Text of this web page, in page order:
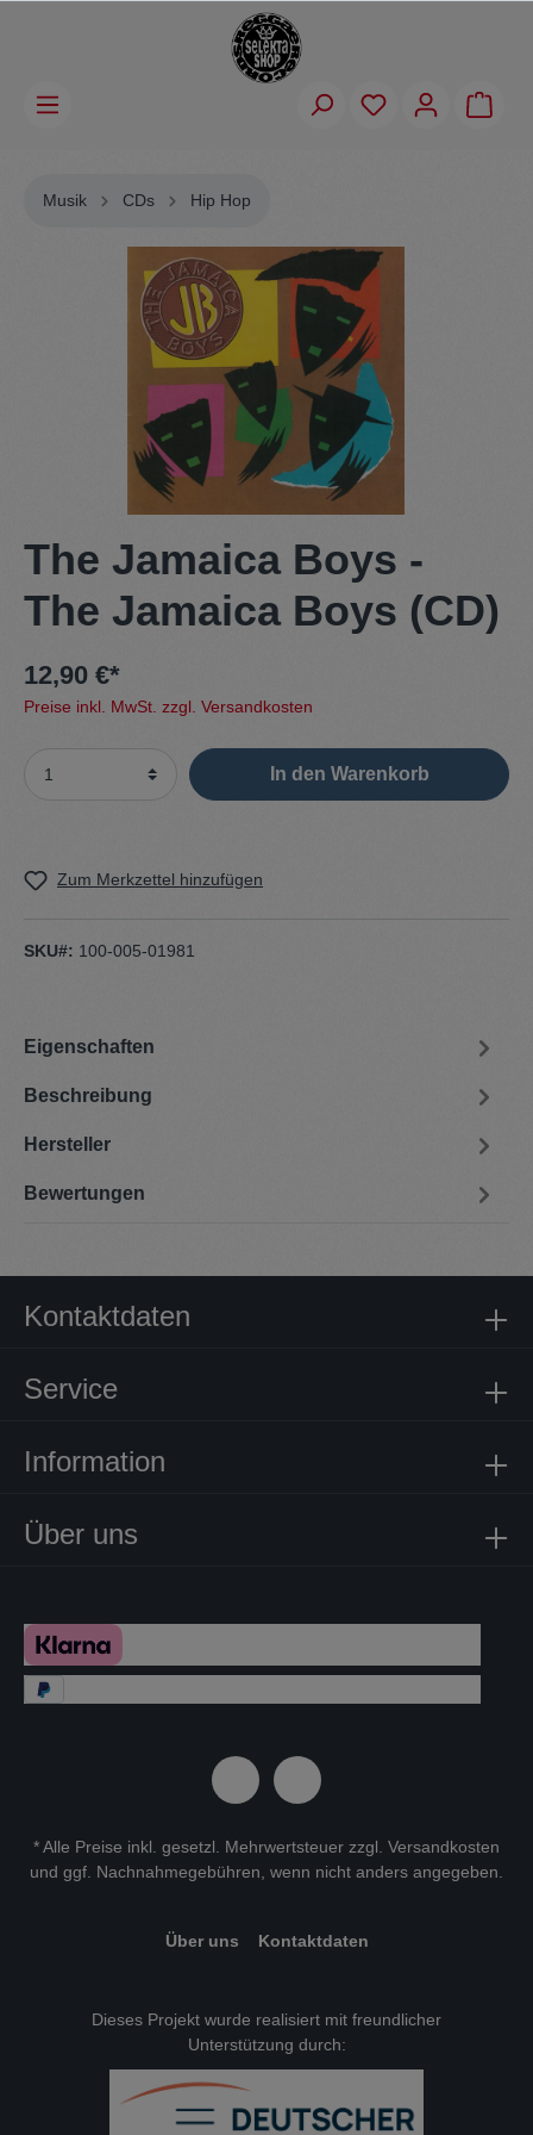
Musik CDs Hip Hop
The Jamaica Boys ‎-
The Jamaica Boys (CD)
12,90 €*
Preise inkl. MwSt. zzgl. Versandkosten
In den Warenkorb
Zum Merkzettel hinzufügen
SKU#: 100-005-01981
Eigenschaften
Beschreibung
Hersteller
Bewertungen
Über uns
Kontaktdaten
Service
Information
* Alle Preise inkl. gesetzl. Mehrwertsteuer zzgl. Versandkosten
und ggf. Nachnahmegebühren, wenn nicht anders angegeben.
Über uns Kontaktdaten
Dieses Projekt wurde realisiert mit freundlicher
Unterstützung durch: